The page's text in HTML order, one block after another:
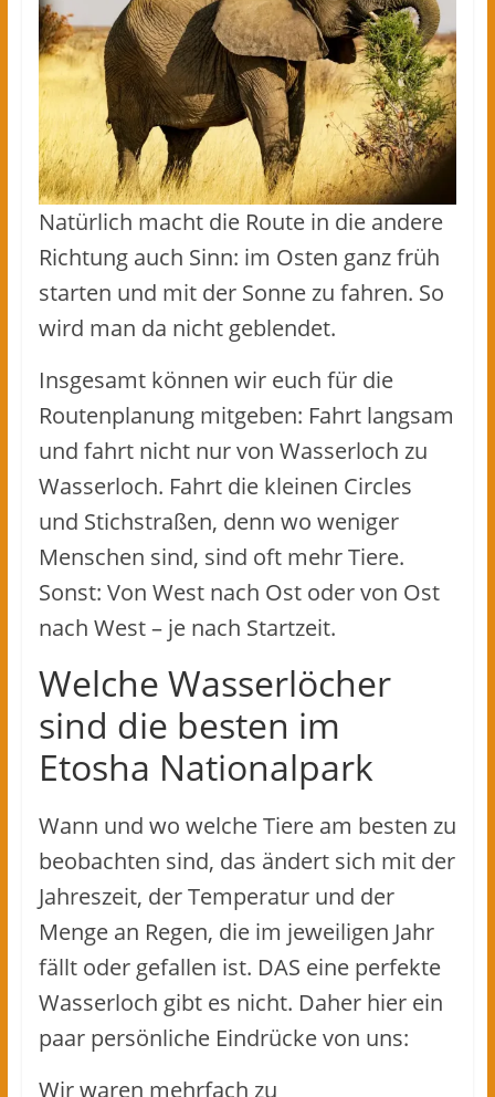
Natürlich macht die Route in die andere
Richtung auch Sinn: im Osten ganz früh
starten und mit der Sonne zu fahren. So
wird man da nicht geblendet.
Insgesamt können wir euch für die
Routenplanung mitgeben: Fahrt langsam
und fahrt nicht nur von Wasserloch zu
Wasserloch. Fahrt die kleinen Circles
und Stichstraßen, denn wo weniger
Menschen sind, sind oft mehr Tiere.
Sonst: Von West nach Ost oder von Ost
nach West – je nach Startzeit.
Welche Wasserlöcher
sind die besten im
Etosha Nationalpark
Wann und wo welche Tiere am besten zu
beobachten sind, das ändert sich mit der
Jahreszeit, der Temperatur und der
Menge an Regen, die im jeweiligen Jahr
fällt oder gefallen ist. DAS eine perfekte
Wasserloch gibt es nicht. Daher hier ein
paar persönliche Eindrücke von uns:
Wir waren mehrfach zu